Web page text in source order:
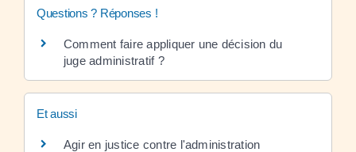
Questions ? Réponses !
Comment faire appliquer une décision du
juge administratif ?
Et aussi
Agir en justice contre l'administration